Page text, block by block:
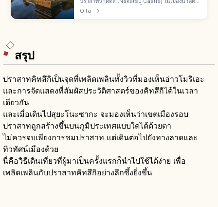
จ.โออิตะ ฉายา "ปราสาทน้ำ" หันหน้าออกทะเลซูโอ
Oita →
สรุป
ปราสาทคิทสึกิเป็นจุดที่เพลิดเพลินทั้งวิวที่มองเห็นอ่าวโมริเอะ
และการจัดแสดงที่สัมผัสประวัติศาสตร์ของคิทสึกิได้ในเวลา
เดียวกัน
และเมื่อเดินไปสุยะโนะซากะ จะมองเห็นว่าเขตเมืองรอบ
ปราสาทถูกสร้างขึ้นบนภูมิประเทศแบบใดได้ด้วยตา
ไม่ควรจบเพียงการชมปราสาท แต่เดินต่อไปยังทางลาดและ
ทิวทัศน์เมืองด้วย
นี่คือวิธีเดินเที่ยวที่ผู้มาเป็นครั้งแรกก็นำไปใช้ได้ง่าย เพื่อ
เพลิดเพลินกับปราสาทคิทสึกิอย่างลึกซึ้งยิ่งขึ้น